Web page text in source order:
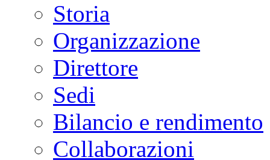
Storia
Organizzazione
Direttore
Sedi
Bilancio e rendimento
Collaborazioni